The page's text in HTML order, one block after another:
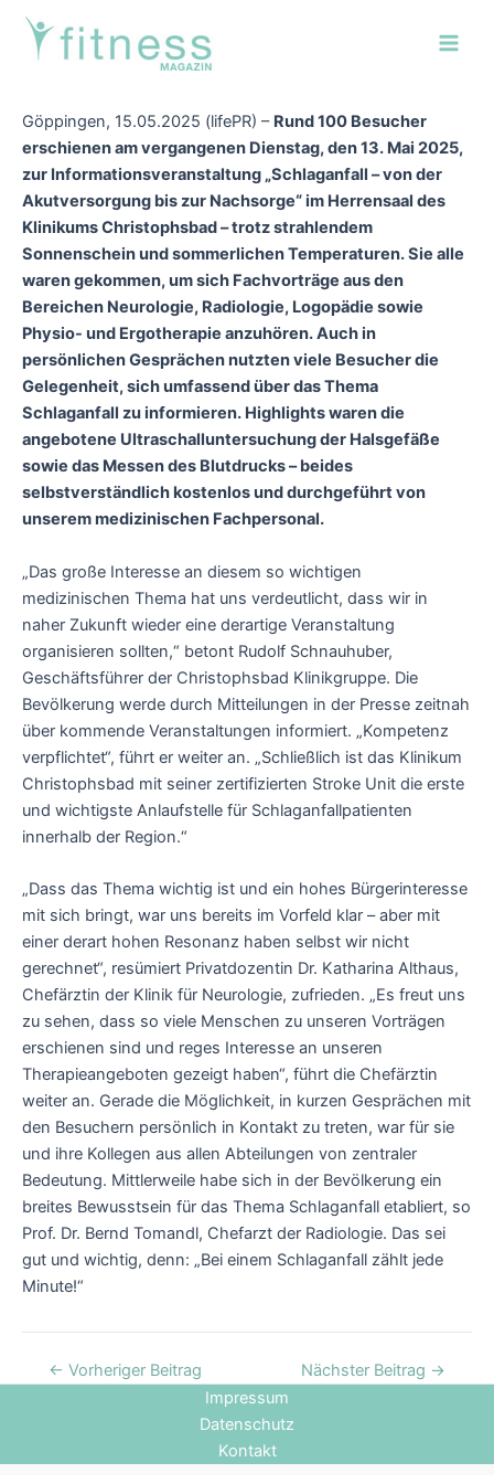
Zum
Inhalt
springen
Göppingen, 15.05.2025 (lifePR) – Rund 100 Besucher
erschienen am vergangenen Dienstag, den 13. Mai 2025,
zur Informationsveranstaltung „Schlaganfall – von der
Akutversorgung bis zur Nachsorge“ im Herrensaal des
Klinikums Christophsbad – trotz strahlendem
Sonnenschein und sommerlichen Temperaturen. Sie alle
waren gekommen, um sich Fachvorträge aus den
Bereichen Neurologie, Radiologie, Logopädie sowie
Physio- und Ergotherapie anzuhören. Auch in
persönlichen Gesprächen nutzten viele Besucher die
Gelegenheit, sich umfassend über das Thema
Schlaganfall zu informieren. Highlights waren die
angebotene Ultraschalluntersuchung der Halsgefäße
sowie das Messen des Blutdrucks – beides
selbstverständlich kostenlos und durchgeführt von
unserem medizinischen Fachpersonal.
„Das große Interesse an diesem so wichtigen
medizinischen Thema hat uns verdeutlicht, dass wir in
naher Zukunft wieder eine derartige Veranstaltung
organisieren sollten,“ betont Rudolf Schnauhuber,
Geschäftsführer der Christophsbad Klinikgruppe. Die
Bevölkerung werde durch Mitteilungen in der Presse zeitnah
über kommende Veranstaltungen informiert. „Kompetenz
verpflichtet“, führt er weiter an. „Schließlich ist das Klinikum
Christophsbad mit seiner zertifizierten Stroke Unit die erste
und wichtigste Anlaufstelle für Schlaganfallpatienten
innerhalb der Region.“
„Dass das Thema wichtig ist und ein hohes Bürgerinteresse
mit sich bringt, war uns bereits im Vorfeld klar – aber mit
einer derart hohen Resonanz haben selbst wir nicht
gerechnet“, resümiert Privatdozentin Dr. Katharina Althaus,
Chefärztin der Klinik für Neurologie, zufrieden. „Es freut uns
zu sehen, dass so viele Menschen zu unseren Vorträgen
erschienen sind und reges Interesse an unseren
Therapieangeboten gezeigt haben“, führt die Chefärztin
weiter an. Gerade die Möglichkeit, in kurzen Gesprächen mit
den Besuchern persönlich in Kontakt zu treten, war für sie
und ihre Kollegen aus allen Abteilungen von zentraler
Bedeutung. Mittlerweile habe sich in der Bevölkerung ein
breites Bewusstsein für das Thema Schlaganfall etabliert, so
Prof. Dr. Bernd Tomandl, Chefarzt der Radiologie. Das sei
gut und wichtig, denn: „Bei einem Schlaganfall zählt jede
Minute!“
Post
navigation
← Vorheriger Beitrag Nächster Beitrag →
Impressum
Datenschutz
Kontakt